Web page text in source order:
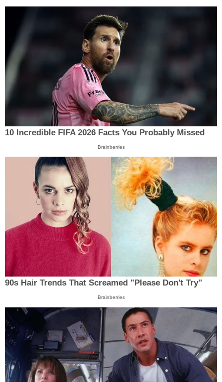
10 Incredible FIFA 2026 Facts You Probably Missed
Brainberries
90s Hair Trends That Screamed "Please Don't Try"
Brainberries